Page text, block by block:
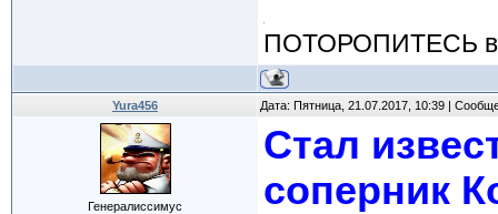
ПОТОРОПИТЕСЬ
Yura456 Дата: Пятница, 21.07.2017, 10:39 |
Генералиссимус
Стал
соперник